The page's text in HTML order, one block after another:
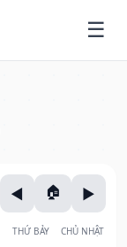
THỨ BẢY CHỦ NHẬT